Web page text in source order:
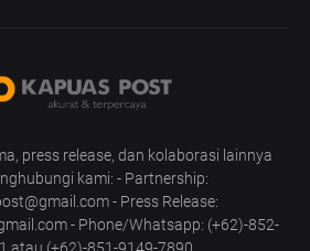
press release, dan kolaborasi lainnya
kami: - Partnership:
- Press Release:
- Phone/Whatsapp: (+62)-852-
atau (+62)-851-9149-7890